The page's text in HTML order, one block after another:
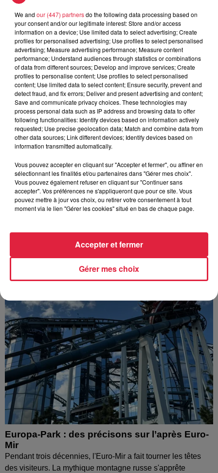
5 août 2026
Europa-Park : des précisons sur
l’après Euro-Mir
4 août 2026
Vélos d'occasion en Alsace : les
meilleures adresses pour rouler à...
Bischheim : disparition d’une
adolescente de 16 ans
À découvrir également
Europa-Park : des précisons sur l’après Euro-
Mir
Pendant trois décennies, l'Euro-Mir a fait tourner les têtes
des visiteurs. La mythique montagne russe s'apprête
We and our (447) partnersdo the following data processing based on
your consent and/or our legitimate interest: Store and/or access
information on a device; Use limited data to select advertising; Create
profiles for personalised advertising; Use profiles to select personalised
advertising; Measure advertising performance; Measure content
performance; Understand audiences through statistics or combinations
of data from different sources; Develop and improve services; Create
profiles to personalise content; Use profiles to select personalised
content; Use limited data to select content; Ensure security, prevent and
detect fraud, and fix errors; Deliver and present advertising and content;
Save and communicate privacy choices. These technologies may
process personal data such as IP address and browsing data to offer
following functionalities: Identify devices based on information actively
requested; Use precise geolocation data; Match and combine data from
other data sources; Link different devices; Identify devices based on
information transmitted automatically.
Vous pouvez accepter en cliquant sur "Accepter et fermer", ou affiner en
sélectionnant les finalités et/ou partenaires dans "Gérer mes choix".
Vous pouvez également refuser en cliquant sur "Continuer sans
accepter". Vos préférences ne s'appliqueront que pour ce site. Vous
pouvez mettre à jour vos choix, ou retirer votre consentement à tout
moment via le lien "Gérer les cookies" situé en bas de chaque page.
Gérer mes choix
Accepter et fermer